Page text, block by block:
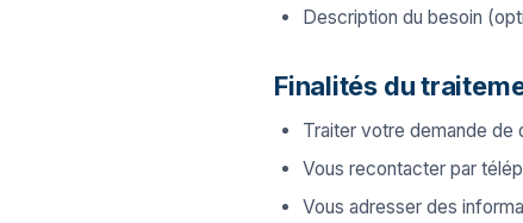
Description du besoin
Finalités du
Traiter votre demande de
Vous recontacter par
Vous adresser des